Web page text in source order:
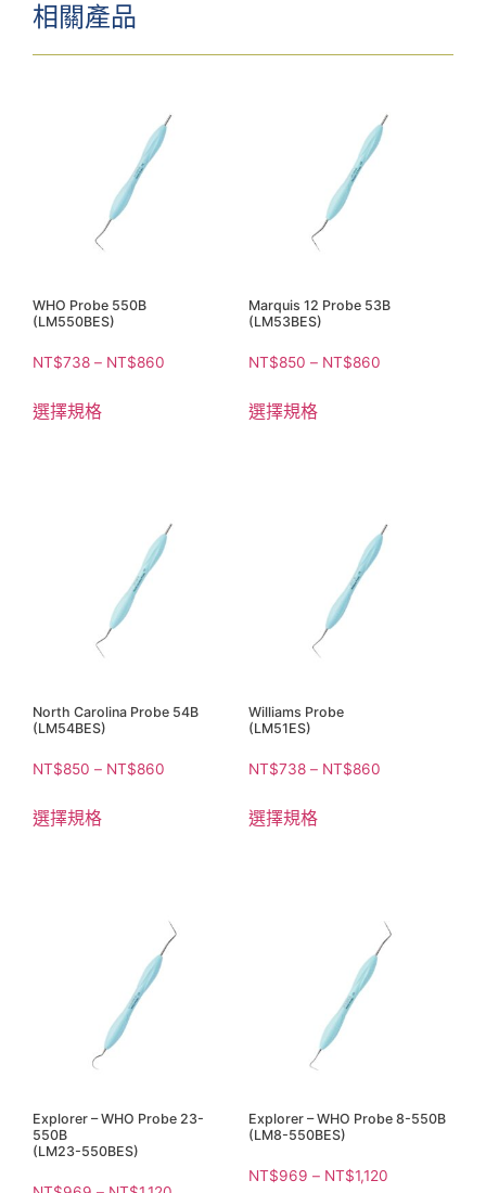
相關產品
WHO Probe 550B
(LM550BES)
NT$738 – NT$860
選擇規格
Marquis 12 Probe 53B
(LM53BES)
NT$850 – NT$860
選擇規格
North Carolina Probe 54B
(LM54BES)
NT$850 – NT$860
選擇規格
Williams Probe
(LM51ES)
NT$738 – NT$860
選擇規格
Explorer – WHO Probe 23-
550B
(LM23-550BES)
Explorer – WHO Probe 8-550B
(LM8-550BES)
NT$969 – NT$1,120